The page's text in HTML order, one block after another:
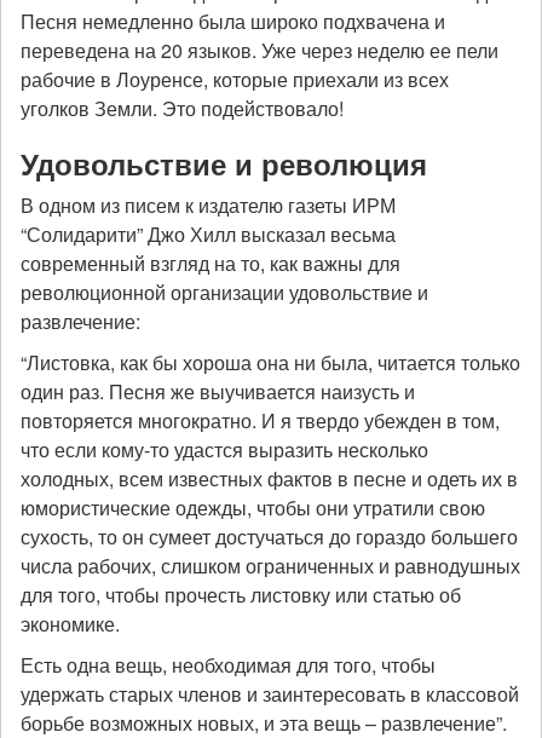
Песня немедленно была широко подхвачена и
переведена на 20 языков. Уже через неделю ее пели
рабочие в Лоуренсе, которые приехали из всех
уголков Земли. Это подействовало!
Удовольствие и революция
В одном из писем к издателю газеты ИРМ
“Солидарити” Джо Хилл высказал весьма
современный взгляд на то, как важны для
революционной организации удовольствие и
развлечение:
“Листовка, как бы хороша она ни была, читается только
один раз. Песня же выучивается наизусть и
повторяется многократно. И я твердо убежден в том,
что если кому-то удастся выразить несколько
холодных, всем известных фактов в песне и одеть их в
юмористические одежды, чтобы они утратили свою
сухость, то он сумеет достучаться до гораздо большего
числа рабочих, слишком ограниченных и равнодушных
для того, чтобы прочесть листовку или статью об
экономике.
Есть одна вещь, необходимая для того, чтобы
удержать старых членов и заинтересовать в классовой
борьбе возможных новых, и эта вещь – развлечение”.